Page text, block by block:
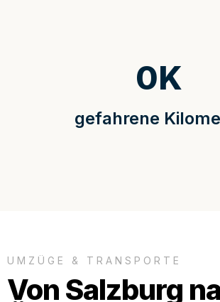
gefahrene
0K
UMZÜGE & TRANSPORTE
Von Salzburg